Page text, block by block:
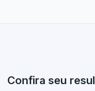
Confira seu